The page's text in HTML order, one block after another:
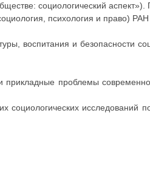
социологический аспект»).
психология и право) РАН
воспитания и безопасности
проблемы
социологических исследований